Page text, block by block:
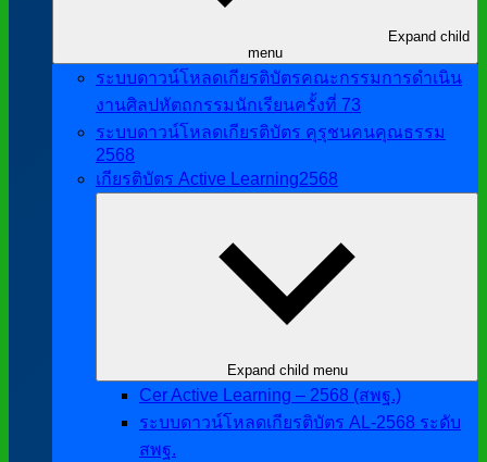
Expand child
menu
ระบบดาวน์โหลดเกียรติบัตรคณะกรรมการดำเนิน
งานศิลปหัตถกรรมนักเรียนครั้งที่ 73
ระบบดาวน์โหลดเกียรติบัตร คุรุชนคนคุณธรรม
2568
เกียรติบัตร Active Learning2568
Expand child menu
Cer Active Learning – 2568 (สพฐ.)
ระบบดาวน์โหลดเกียรติบัตร AL-2568 ระดับ
สพฐ.